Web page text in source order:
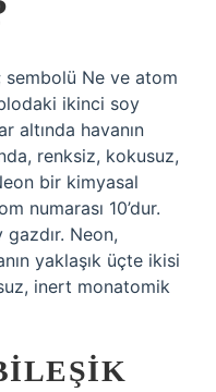
Ne ve atom
ikinci soy
altında havanın
renksiz, kokusuz,
bir kimyasal
numarası 10’dur.
Neon,
yaklaşık üçte ikisi
inert monatomik